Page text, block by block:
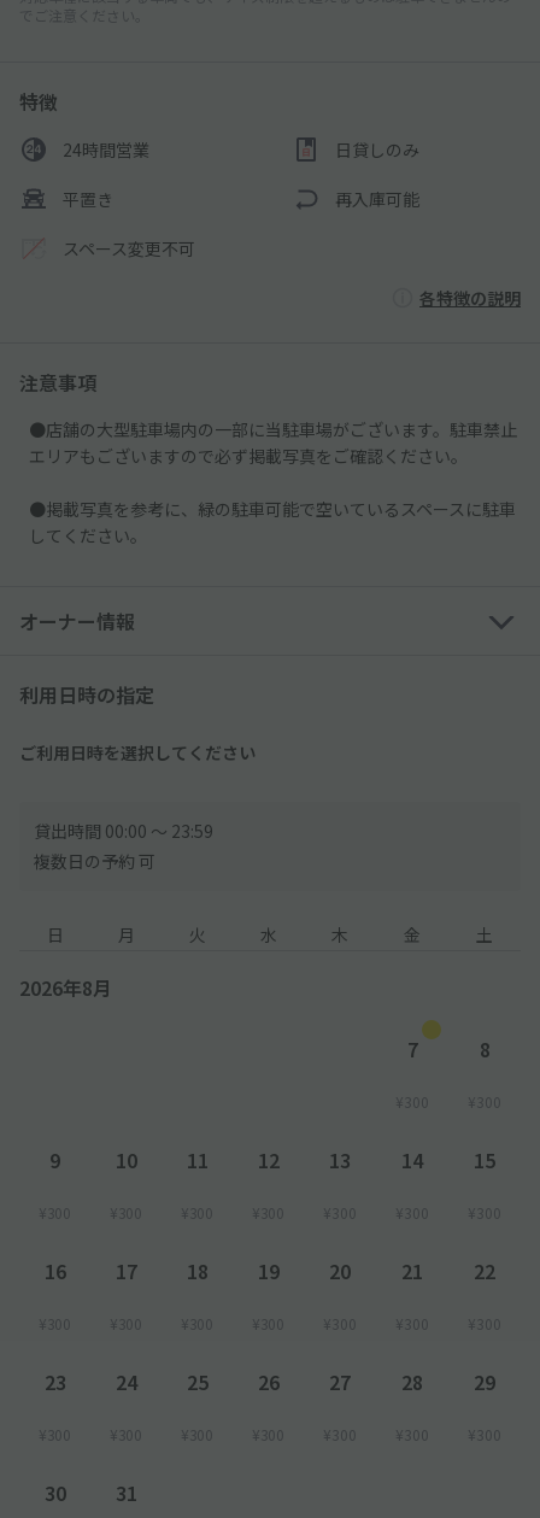
でご注意ください。
特徴
24時間営業 日貸しのみ
平置き 再入庫可能
スペース変更不可
各特徴の説明
注意事項
●店舗の大型駐車場内の一部に当駐車場がございます。駐車禁止
エリアもございますので必ず掲載写真をご確認ください。
●掲載写真を参考に、緑の駐車可能で空いているスペースに駐車
してください。
オーナー情報
利用日時の指定
ご利用日時を選択してください
貸出時間 00:00 〜 23:59
複数日の予約 可
日 月 火 水 木 金 土
2026年8月
7
¥300
8
¥300
9
¥300
10
¥300
11
¥300
12
¥300
13
¥300
14
¥300
15
¥300
16
¥300
17
¥300
18
¥300
19
¥300
20
¥300
21
¥300
22
¥300
23
¥300
24
¥300
25
¥300
26
¥300
27
¥300
28
¥300
29
¥300
30 31